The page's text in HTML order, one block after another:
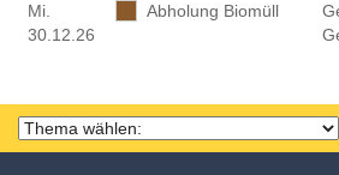
Mi.
30.12.26
Abholung Biomüll
Thema
wählen